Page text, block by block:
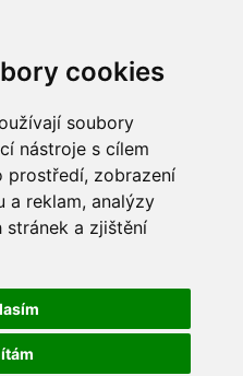
cookies
soubory
nástroje s cílem
prostředí, zobrazení
a reklam, analýzy
stránek a zjištění